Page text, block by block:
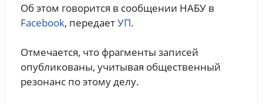
Об этом говорится в сообщении НАБУ в
Facebook, передаетУП.
Отмечается, что фрагменты записей
опубликованы, учитывая общественный
резонанс по этому делу.